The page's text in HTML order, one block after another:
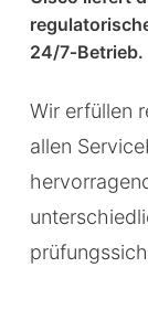
24/7‑Betrieb.
Wir erfüllen
allen